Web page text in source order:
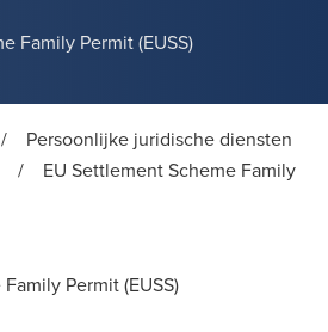
Family Permit (EUSS)
/
Persoonlijke juridische diensten
/
EU Settlement Scheme Family
Permit (EUSS)